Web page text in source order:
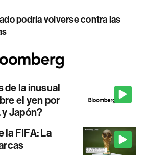
podría volverse contra las
de la inusual
el yen por
y Japón?
la FIFA: La